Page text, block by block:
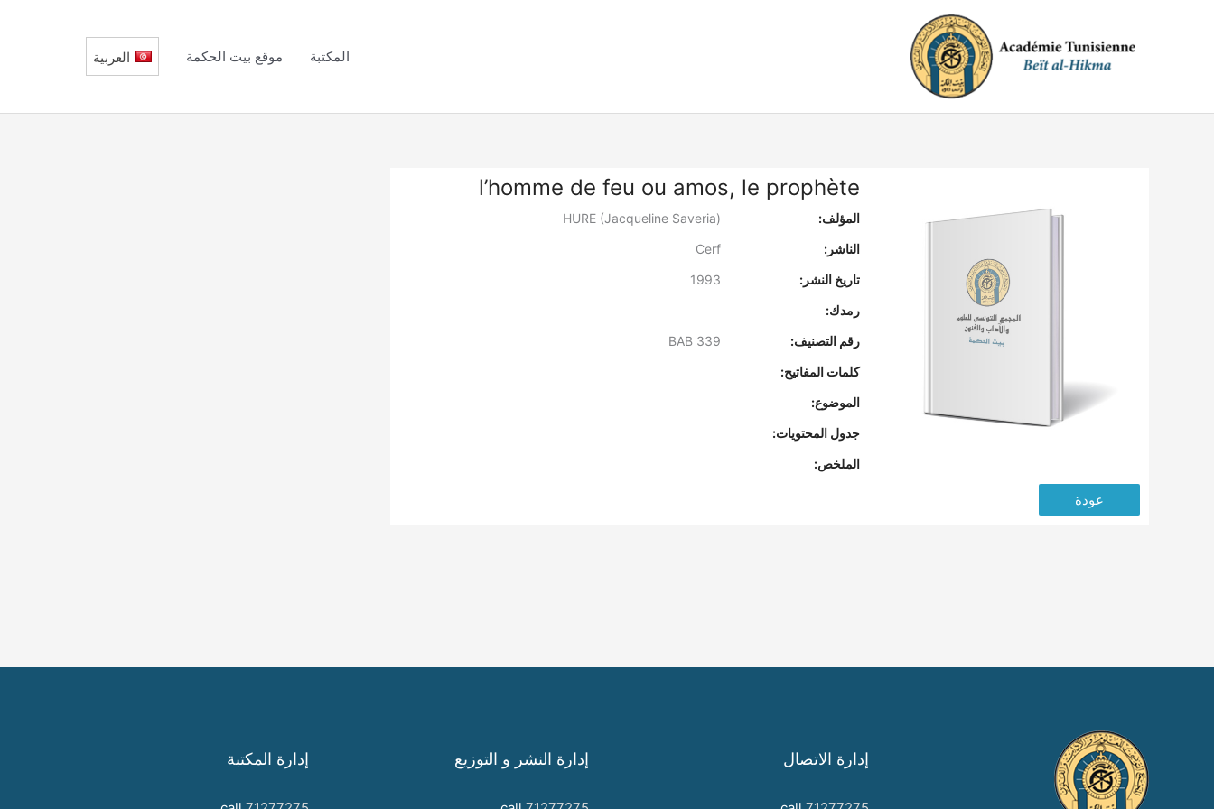
المكتبة موقع بيت الحكمة العربية
l’homme de feu ou amos, le prophète
المؤلف:
الناشر:
تاريخ النشر:
رمدك:
رقم التصنيف:
كلمات المفاتيح:
الموضوع:
جدول المحتويات:
الملخص:
عودة
إدارة الاتصال إدارة النشر و التوزيع إدارة المكتبة